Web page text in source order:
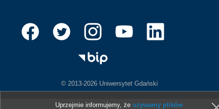
© 2013-2026 Uniwersytet Gdański
Uprzejmie informujemy, że używamy plików